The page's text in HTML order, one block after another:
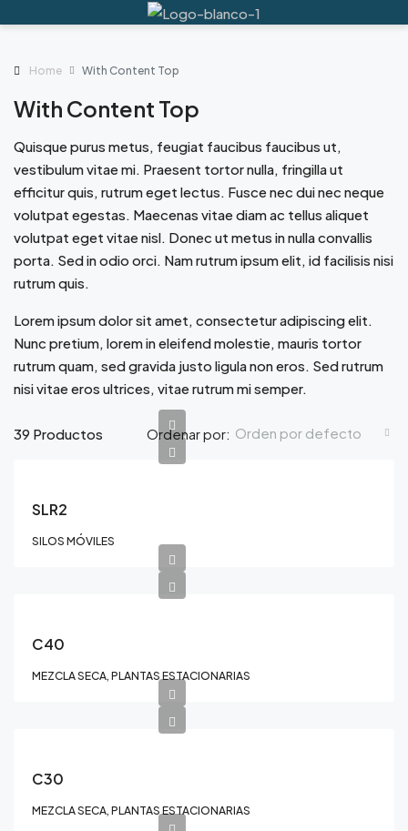
Home With Content Top
With Content Top
Quisque purus metus, feugiat faucibus faucibus ut,
vestibulum vitae mi. Praesent tortor nulla, fringilla ut
efficitur quis, rutrum eget lectus. Fusce nec dui nec neque
volutpat egestas. Maecenas vitae diam ac tellus aliquet
volutpat eget vitae nisl. Donec ut metus in nulla convallis
porta. Sed in odio orci. Nam rutrum ipsum elit, id facilisis nisi
rutrum quis.
Lorem ipsum dolor sit amet, consectetur adipiscing elit.
Nunc pretium, lorem in eleifend molestie, mauris tortor
rutrum quam, sed gravida justo ligula non eros. Sed rutrum
nisi vitae eros ultrices, vitae rutrum mi semper.
39 Productos Ordenar por: Orden por defecto
SLR2
SILOS MÓVILES
C40
MEZCLA SECA, PLANTAS ESTACIONARIAS
C30
MEZCLA SECA, PLANTAS ESTACIONARIAS